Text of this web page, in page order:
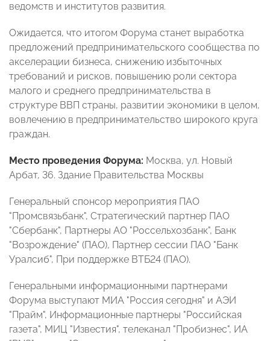
ведомств и институтов развития.
Ожидается, что итогом Форума станет выработка
предложений предпринимательского сообщества по
акселерации бизнеса, снижению избыточных
требований и рисков, повышению роли сектора
малого и среднего предпринимательства в
структуре ВВП страны, развитии экономики в целом,
вовлечению в предпринимательство широкого круга
граждан.
Место проведения Форума: Москва, ул. Новый
Арбат, 36. Здание Правительства Москвы
Генеральный спонсор мероприятия ПАО
"Промсвязьбанк", Стратегический партнер ПАО
"Сбербанк", Партнеры АО "Россельхозбанк", Банк
"Возрождение" (ПАО), Партнер сессии ПАО "Банк
Уралсиб", При поддержке ВТБ24 (ПАО).
Генеральными информационными партнерами
Форума выступают МИА "Россия сегодня" и АЭИ
"Прайм", Информационные партнеры "Российская
газета", МИЦ "Известия", телеканал "Пробизнес", ИА